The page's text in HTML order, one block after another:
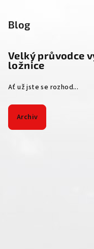
Blog
Velký průvodce
ložnice
Ať už jste se rozhod...
Archiv